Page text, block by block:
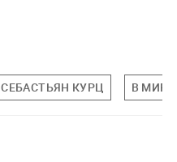
СЕБАСТЬЯН КУРЦ В МИРЕ